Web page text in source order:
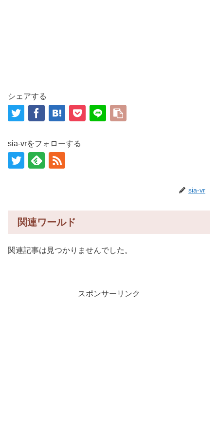
シェアする
sia-vrをフォローする
sia-vr
関連ワールド
関連記事は見つかりませんでした。
スポンサーリンク